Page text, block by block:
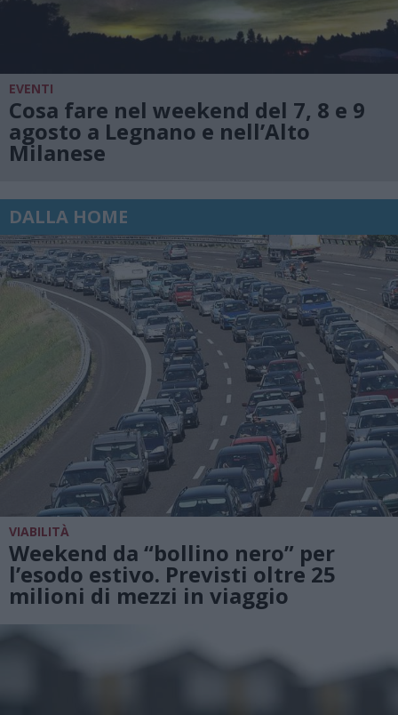
EVENTI
Cosa fare nel weekend del 7, 8 e 9
agosto a Legnano e nell’Alto
Milanese
DALLA HOME
VIABILITÀ
Weekend da “bollino nero” per
l’esodo estivo. Previsti oltre 25
milioni di mezzi in viaggio